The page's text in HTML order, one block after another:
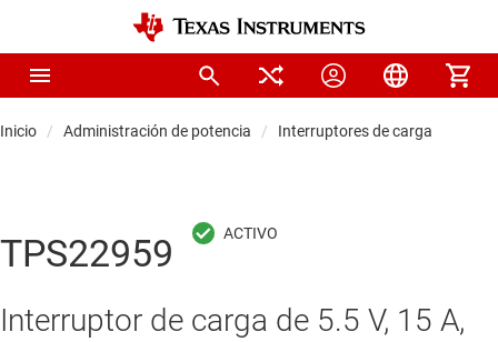
Inicio Administración de potencia Interruptores de carga
TPS22959
Interruptor de carga de 5.5 V, 15 A,